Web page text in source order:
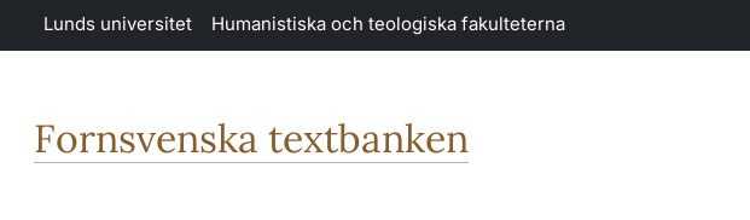
Hoppa till huvudinnehåll
Lunds universitet Humanistiska och teologiska fakulteterna
Fornsvenska textbanken